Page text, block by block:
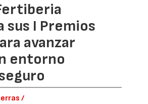
sus I Premios
avanzar
entorno
/